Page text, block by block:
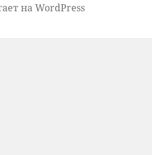
на WordPress